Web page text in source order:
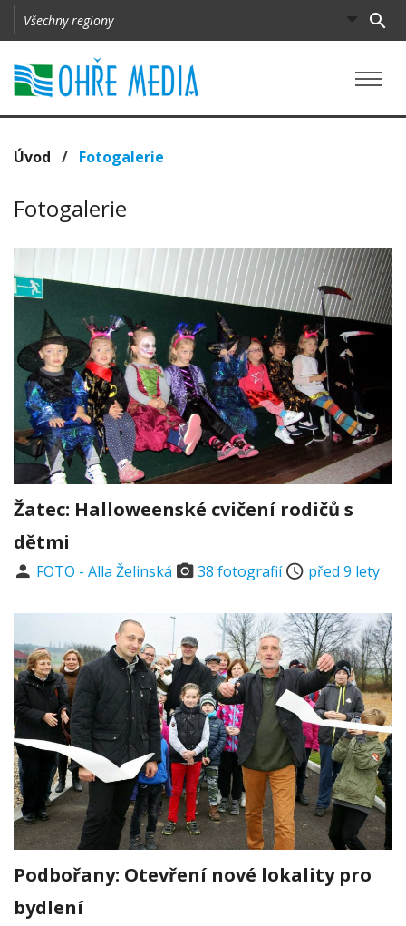
Úvod / Fotogalerie
Fotogalerie
Žatec: Halloweenské cvičení rodičů s
dětmi
FOTO - Alla Želinská 38 fotografií před 9 lety
Podbořany: Otevření nové lokality pro
bydlení